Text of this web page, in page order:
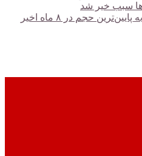
سبب خیر شد
حجم در ۸ ماه اخیر